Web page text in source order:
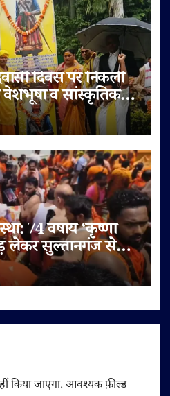
दिवस पर निकली
वेशभूषा व सांस्कृतिक
74 वर्षीय ‘कृष्णा
लेकर सुल्तानगंज से
किया जाएगा. आवश्यक फ़ील्ड